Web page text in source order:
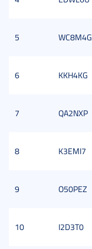
5 WC8M4G
6 KKH4KG
7 QA2NXP
8 K3EMI7
9 O50PEZ
10 I2D3T0